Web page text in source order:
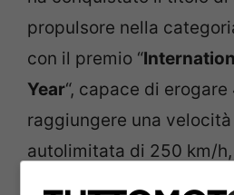
propulsore nella
con il premio “
Year“, capace di erogare
raggiungere una
autolimitata di 250 km/